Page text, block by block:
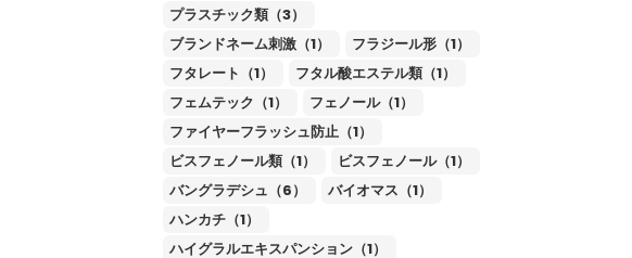
プラスチック類（3）
ブランドネーム刺激（1）
フラジール形（1）
フタレート（1）
フタル酸エステル類（1）
フェムテック（1）
フェノール（1）
ファイヤーフラッシュ防止（1）
ビスフェノール類（1）
ビスフェノール（1）
バングラデシュ（6）
バイオマス（1）
ハンカチ（1）
ハイグラルエキスパンション（1）